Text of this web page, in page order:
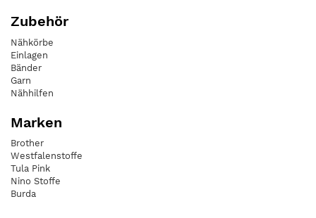
Zubehör
Nähkörbe
Einlagen
Bänder
Garn
Nähhilfen
Marken
Brother
Westfalenstoffe
Tula Pink
Nino Stoffe
Burda